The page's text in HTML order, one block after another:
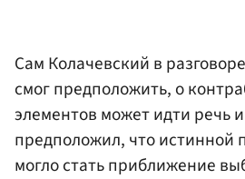
Сам Колачевский в
смог предположить, о
элементов может идти речь
предположил, что истинной
могло стать приближение